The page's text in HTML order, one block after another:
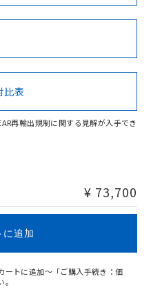
Cd Cr(VI)
性があります。
No No
格認証/適合状況ページへ
ページからご検索ください
比表
再輸出規制に関する見解が入手でき
¥ 73,700
に追加
ートに追加～「ご購入手続き：価